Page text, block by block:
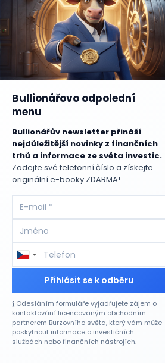
Bullionářovo odpolední
menu
Bullionářův newsletter přináší
nejdůležitější novinky z finančních
trhů a informace ze světa investic.
Zadejte své telefonní číslo a získejte
originální e-booky ZDARMA!
Přihlásit se k odběru
Odesláním formuláře vyjadřujete zájem o
kontaktování licencovaným obchodním
partnerem Burzovního světa, který vám může
poskytnout informace o investičních
službách nebo finančních nástrojích.